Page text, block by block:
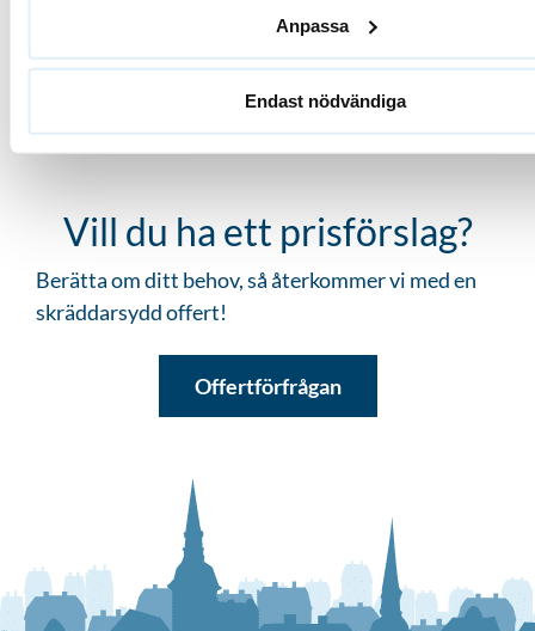
Anpassa
Endast nödvändiga
Vill du ha ett prisförslag?
Berätta om ditt behov, så återkommer vi med en
skräddarsydd offert!
Offertförfrågan